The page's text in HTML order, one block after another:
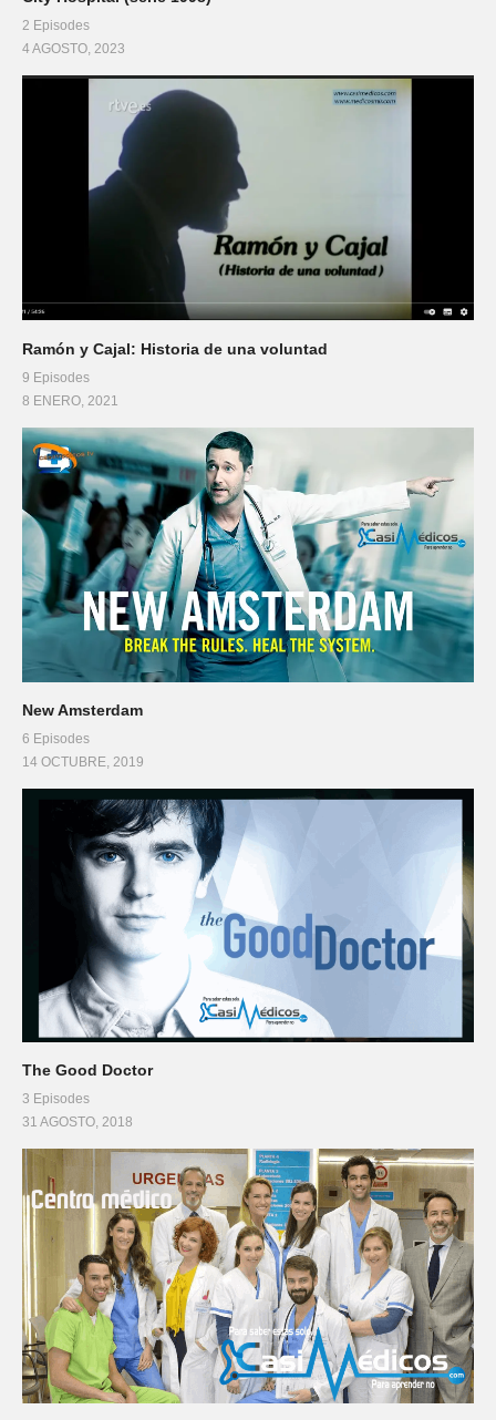
2 Episodes
4 AGOSTO, 2023
Ramón y Cajal: Historia de una voluntad
9 Episodes
8 ENERO, 2021
New Amsterdam
6 Episodes
14 OCTUBRE, 2019
The Good Doctor
3 Episodes
31 AGOSTO, 2018